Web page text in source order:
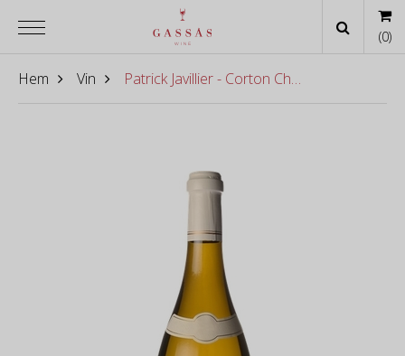
Hem Vin Patrick Javillier - Corton Charlemagne Grand Cru 2024
(0)